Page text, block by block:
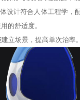
设计符合人体工程学，
的舒适度。
立场景，提高单次治率。